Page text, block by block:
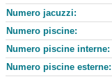
Numero jacuzzi:
Numero piscine:
Numero piscine interne:
Numero piscine esterne: